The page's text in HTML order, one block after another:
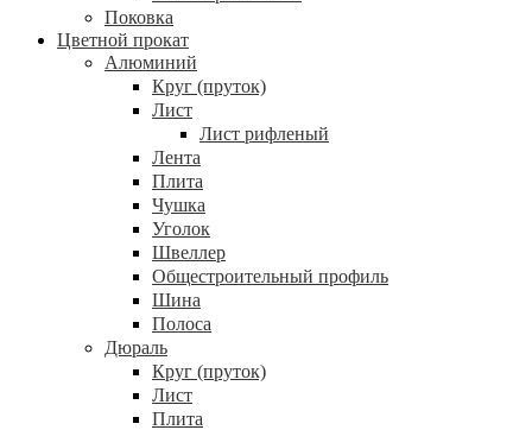
Поковка
Цветной прокат
Алюминий
Круг (пруток)
Лист
Лист рифленый
Лента
Плита
Чушка
Уголок
Швеллер
Общестроительный профиль
Шина
Полоса
Дюраль
Круг (пруток)
Лист
Плита